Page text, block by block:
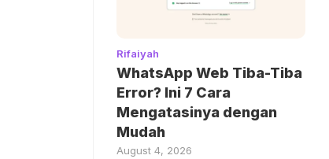
Rifaiyah
WhatsApp Web Tiba-Tiba
Error? Ini 7 Cara
Mengatasinya dengan
Mudah
August 4, 2026